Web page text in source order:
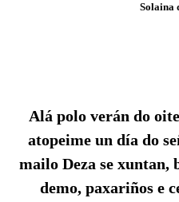
Solaina
Alá polo verán do
atopeime un día do
mailo Deza se xuntan,
demo, paxariños e